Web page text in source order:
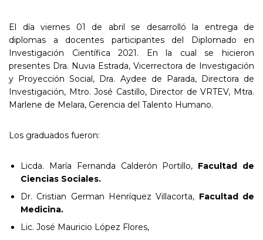
El día viernes 01 de abril se desarrolló la entrega de
diplomas a docentes participantes del Diplomado en
Investigación Científica 2021. En la cual se hicieron
presentes Dra. Nuvia Estrada, Vicerrectora de Investigación
y Proyección Social, Dra. Aydee de Parada, Directora de
Investigación, Mtro. José Castillo, Director de VRTEV, Mtra.
Marlene de Melara, Gerencia del Talento Humano.
Los graduados fueron:
Licda. María Fernanda Calderón Portillo, Facultad de
Ciencias Sociales.
Dr. Cristian German Henríquez Villacorta, Facultad de
Medicina.
Lic. José Mauricio López Flores,